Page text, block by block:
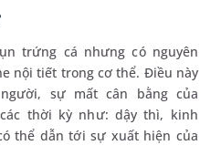
trứng cá nhưng có nguyên
nội tiết trong cơ thể. Điều này
sự mất cân bằng của
thời kỳ như: dậy thì, kinh
thể dẫn tới sự xuất hiện của